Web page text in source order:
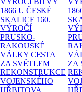
VÝROČÍ BITVY
1866 U ČESKÉ
SKALICE 160.
VÝROČÍ
PRUSKO-
RAKOUSKÉ
VÁLKY CESTA
ZA SVĚTLEM
REKONSTRUKCE
VOJENSKÉHO
HŘBITOVA
ZA